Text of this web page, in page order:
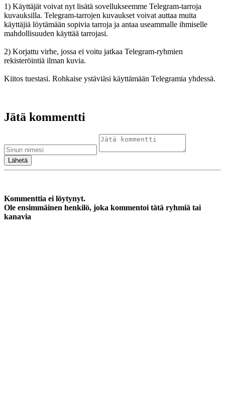
1) Käyttäjät voivat nyt lisätä sovellukseemme Telegram-tarroja
kuvauksilla. Telegram-tarrojen kuvaukset voivat auttaa muita
käyttäjiä löytämään sopivia tarroja ja antaa useammalle ihmiselle
mahdollisuuden käyttää tarrojasi.
2) Korjattu virhe, jossa ei voitu jatkaa Telegram-ryhmien
rekisteröintiä ilman kuvia.
Kiitos tuestasi. Rohkaise ystäviäsi käyttämään Telegramia yhdessä.
Jätä kommentti
Kommenttia ei löytynyt.
Ole ensimmäinen henkilö, joka kommentoi tätä ryhmiä tai
kanavia